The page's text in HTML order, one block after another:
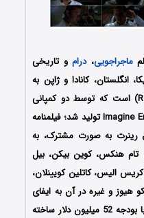
ماجراجویی،درامو تاریخی
آمریکا، انگلستان، کانادا و ژاپن به
کارگردانی ران هاوارد (Ron Howard) است که توسط دو کمپانی‌
Universal Pictures و Imagine Entertainment تولید شد؛ فیلمنامه
رینرت به صورت مشترک، به
تام هنکس، کوین بیکن، بیل
الیس، کاتلین کویینلان،
و غیره در آن به ایفای
که با بودجه 52 میلیون دلار ساخته